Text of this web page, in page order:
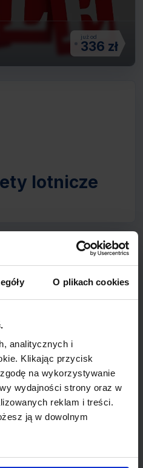
O plikach cookies
analitycznych i
Klikając przycisk
na wykorzystywanie
wydajności strony oraz w
reklam i treści.
ją w dowolnym
336 zł
lotnicze
Budapeszt,
Katowice, Kijów,
Timisuara, Vilno,